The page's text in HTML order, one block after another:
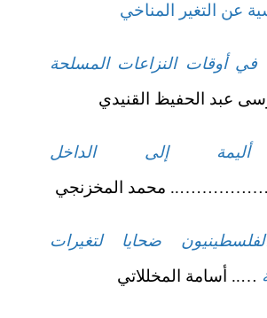
عن التغير المناخي
في أوقات النزاعات المسلحة
عبد الحفيظ القنيدي
إلى الداخل
محمد المخزنجي
ضحايا لتغيرات
….. أسامة المخللاتي